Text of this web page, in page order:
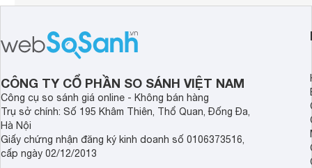
CÔNG TY CỔ PHẦN SO SÁNH VIỆT NAM
Công cụ so sánh giá online - Không bán hàng
Trụ sở chính: Số 195 Khâm Thiên, Thổ Quan, Đống Đa,
Hà Nội
Giấy chứng nhận đăng ký kinh doanh số 0106373516,
cấp ngày 02/12/2013